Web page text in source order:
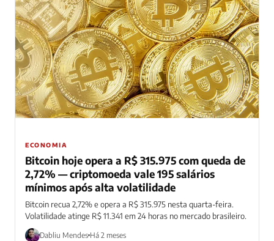
ECONOMIA
Bitcoin hoje opera a R$ 315.975 com queda de
2,72% — criptomoeda vale 195 salários
mínimos após alta volatilidade
Bitcoin recua 2,72% e opera a R$ 315.975 nesta quarta-feira.
Volatilidade atinge R$ 11.341 em 24 horas no mercado brasileiro.
Dabliu Mendes Há 2 meses